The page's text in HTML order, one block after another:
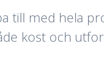
till med hela
kost och